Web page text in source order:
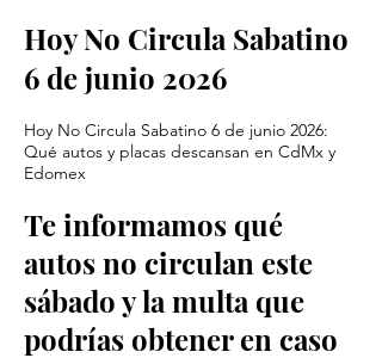
Hoy No Circula Sabatino
6 de junio 2026
Hoy No Circula Sabatino 6 de junio 2026:
Qué autos y placas descansan en CdMx y
Edomex
Te informamos qué
autos no circulan este
sábado y la multa que
podrías obtener en caso